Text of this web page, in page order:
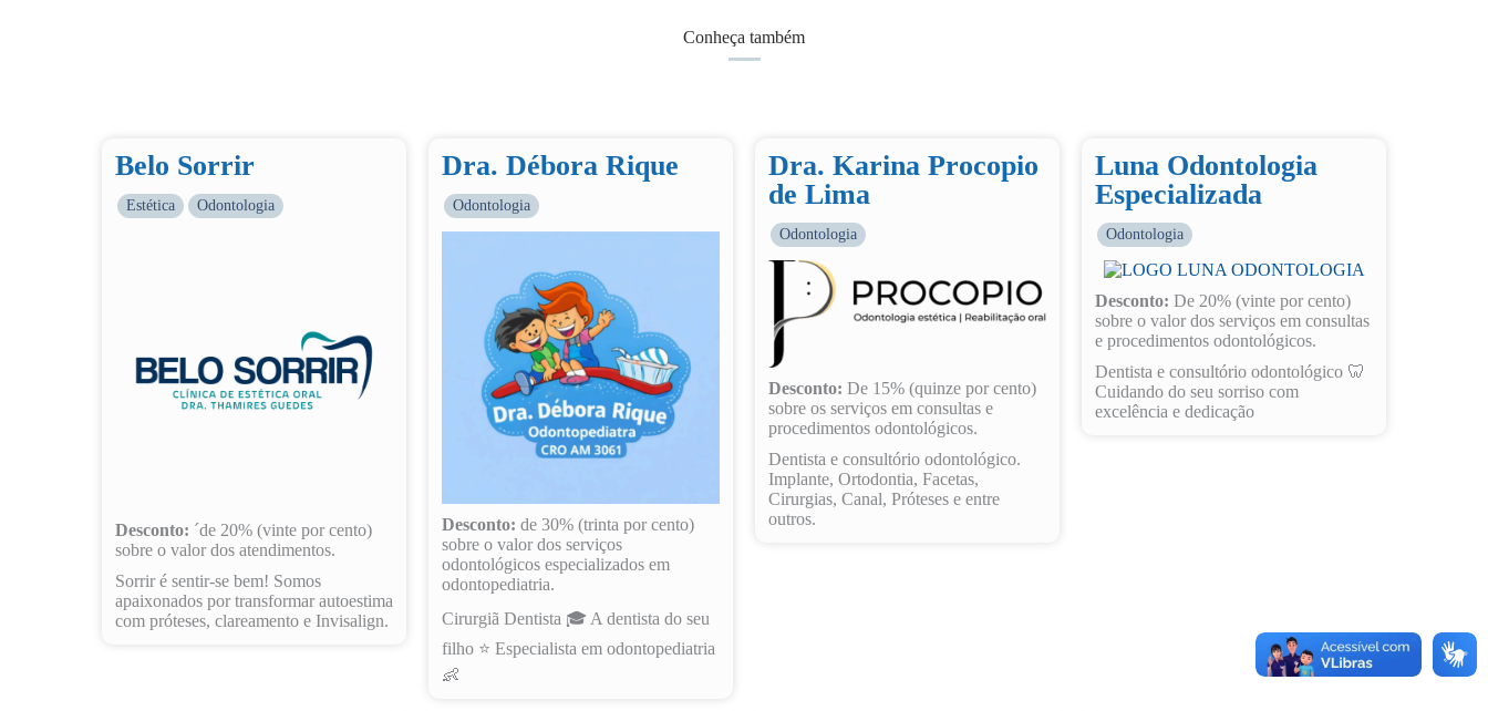
Conheça também
Belo Sorrir
Estética Odontologia
Desconto: ´de 20% (vinte por cento)
sobre o valor dos atendimentos.
Sorrir é sentir-se bem! Somos
apaixonados por transformar autoestima
com próteses, clareamento e Invisalign.
Dra. Débora Rique
Odontologia
Desconto: de 30% (trinta por cento)
sobre o valor dos serviços
odontológicos especializados em
odontopediatria.
Cirurgiã Dentista 🎓 A dentista do seu
filho ⭐ Especialista em odontopediatria
👶
Dra. Karina Procopio
de Lima
Odontologia
Desconto: De 15% (quinze por cento)
sobre os serviços em consultas e
procedimentos odontológicos.
Dentista e consultório odontológico.
Implante, Ortodontia, Facetas,
Cirurgias, Canal, Próteses e entre
outros.
Luna Odontologia
Especializada
Odontologia
Desconto: De 20% (vinte por cento)
sobre o valor dos serviços em consultas
e procedimentos odontológicos.
Dentista e consultório odontológico 🦷
Cuidando do seu sorriso com
excelência e dedicação